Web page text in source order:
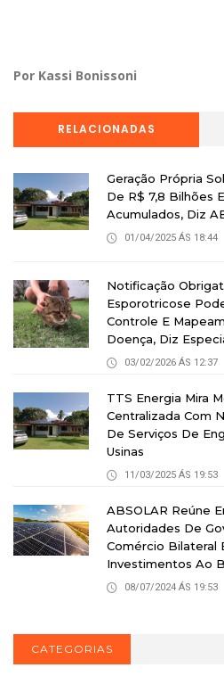
Por Kassi Bonissoni
RELACIONADAS
Geração Própria
De R$ 7,8 Bilhões
Acumulados, Diz
01/04/2025 ÁS 18:44
Notificação
Esporotricose
Controle E
Doença, Diz
03/02/2026 ÁS 12:37
TTS Energia Mira
Centralizada Com
De Serviços De
Usinas
11/03/2025 ÁS 19:53
ABSOLAR Reúne
Autoridades De
Comércio Bilateral
Investimentos Ao
08/07/2024 ÁS 19:53
CATEGORIAS